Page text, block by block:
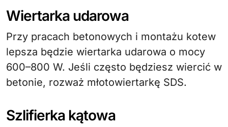
Wiertarka udarowa
Przy pracach betonowych i montażu kotew
lepsza będzie wiertarka udarowa o mocy
600–800 W. Jeśli często będziesz wiercić w
betonie, rozważ młotowiertarkę SDS.
Szlifierka kątowa